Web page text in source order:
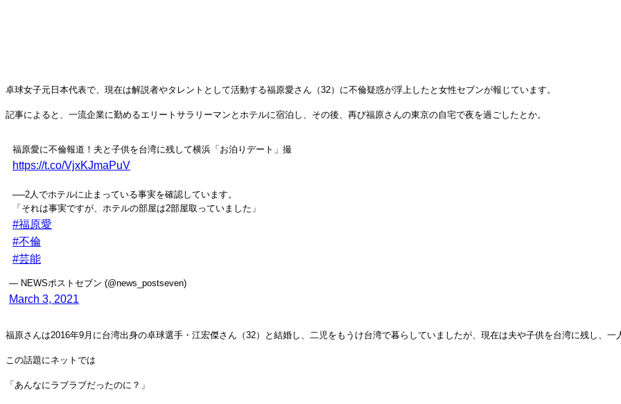
卓球女子元日本代表で、現在は解説者やタレントとして活動する福原愛さん（32）に不倫疑惑が浮上したと女性セブンが報じています。
記事によると、一流企業に勤めるエリートサラリーマンとホテルに宿泊し、その後、再び福原さんの東京の自宅で夜を過ごしたとか。
福原愛に不倫報道！夫と子供を台湾に残して横浜「お泊りデート」撮
https://t.co/VjxKJmaPuV
──2人でホテルに止まっている事実を確認しています。
「それは事実ですが、ホテルの部屋は2部屋取っていました」
#福原愛
#不倫
#芸能
— NEWSポストセブン (@news_postseven)
March 3, 2021
福原さんは2016年9月に台湾出身の卓球選手・江宏傑さん（32）と結婚し、二児をもうけ台湾で暮らしていましたが、現在は夫や子供を台湾に残し、一
この話題にネットでは
「あんなにラブラブだったのに？」